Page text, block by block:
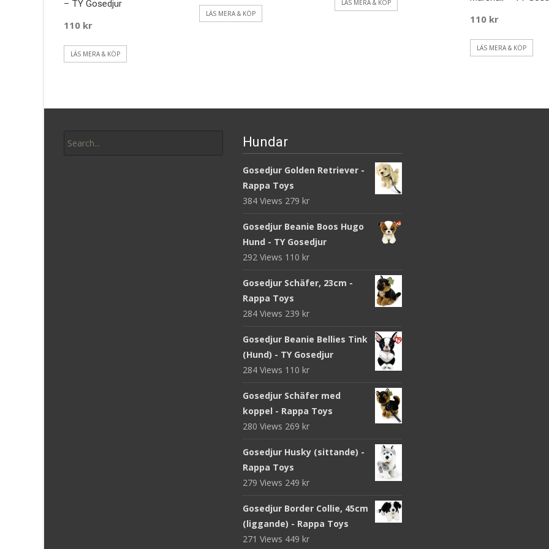
– TY Gosedjur
110 kr
LÄS MERA & KÖP
LÄS MERA & KÖP
LÄS MERA & KÖP
110 kr
LÄS MERA & KÖP
for:
Hundar
Gosedjur Golden Retriever -
Rappa Toys
384 Views 279 kr
Gosedjur Beanie Boos Hugo
Hund - TY Gosedjur
292 Views 110 kr
Gosedjur Schäfer, 23cm -
Rappa Toys
284 Views 239 kr
Gosedjur Beanie Bellies Tink
(Hund) - TY Gosedjur
284 Views 110 kr
Gosedjur Schäfer med
koppel - Rappa Toys
280 Views 269 kr
Gosedjur Husky (sittande) -
Rappa Toys
279 Views 249 kr
Gosedjur Border Collie, 45cm
(liggande) - Rappa Toys
271 Views 449 kr